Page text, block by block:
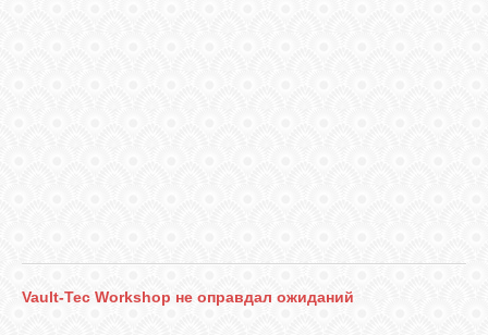
Vault-Tec Workshop не оправдал ожиданий